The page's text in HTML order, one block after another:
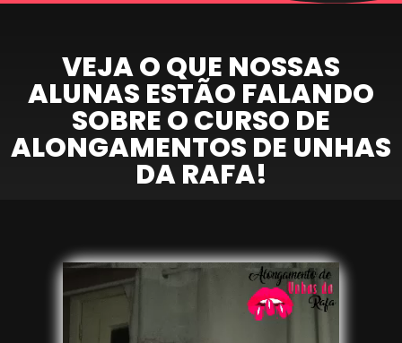
VEJA O QUE NOSSAS
ALUNAS ESTÃO FALANDO
SOBRE O CURSO DE
ALONGAMENTOS DE UNHAS
DA RAFA!